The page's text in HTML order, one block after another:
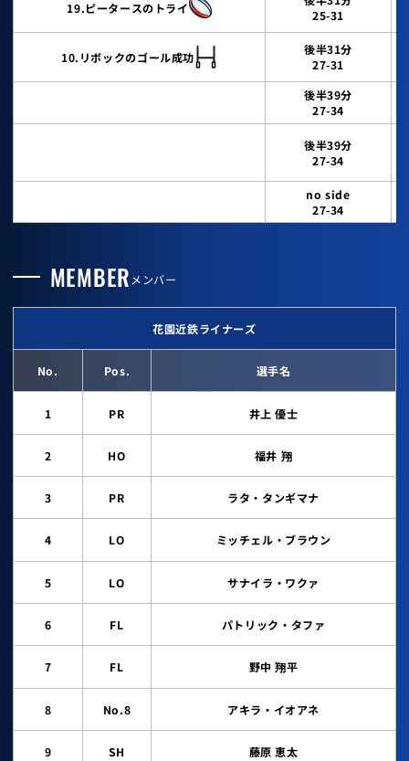
19.ピータースのトライ
25-31
10.リボックのゴール成功
後半31分
27-31
後半39分
27-34
後半39分
27-34
no side
27-34
MEMBER メンバー
花園近鉄ライナーズ
No. Pos. 選手名
1 PR 井上 優士
2 HO 福井 翔
3 PR ラタ・タンギマナ
4 LO ミッチェル・ブラウン
5 LO サナイラ・ワクァ
6 FL パトリック・タファ
7 FL 野中 翔平
8 No.8 アキラ・イオアネ
9 SH 藤原 恵太